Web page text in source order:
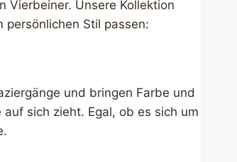
Vierbeiner. Unsere Kollektion
persönlichen Stil passen:
und bringen Farbe und
sich zieht. Egal, ob es sich um